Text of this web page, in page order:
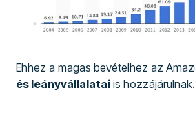
Ehhez a magas bevételhez az
és leányvállalatai is hozzájárulnak.